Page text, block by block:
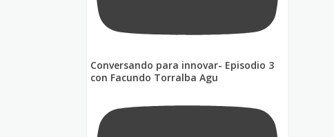
Conversando para innovar- Episodio 3
con Facundo Torralba Agu